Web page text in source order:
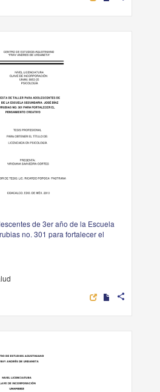
de 3er año de la Escuela
no. 301 para fortalecer el
share